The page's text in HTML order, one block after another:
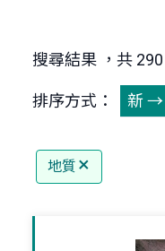
搜尋結果 ，共 290
排序方式： 新 →
地質